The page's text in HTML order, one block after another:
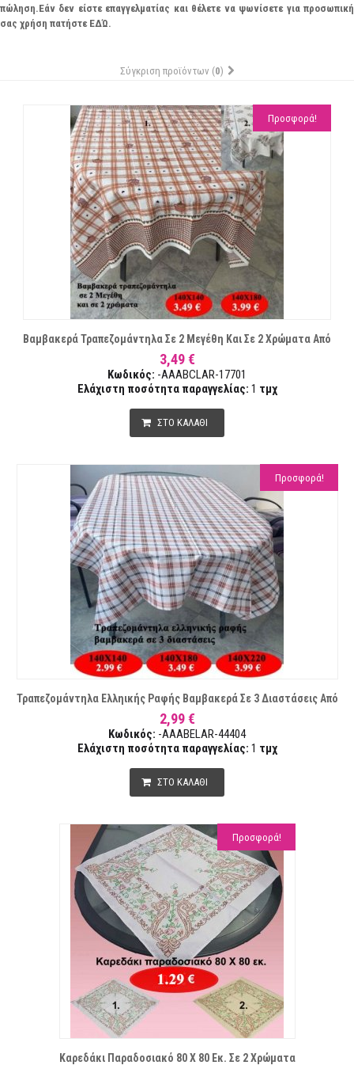
πώληση.Εάν δεν είστε επαγγελματίας και θέλετε να ψωνίσετε για προσωπική
σας χρήση πατήστε ΕΔΏ.
Σύγκριση προϊόντων (0)
Προσφορά!
Βαμβακερά Τραπεζομάντηλα Σε 2 Μεγέθη Και Σε 2 Χρώματα Από
3,49 €
Κωδικός: -AAABCLAR-17701
Ελάχιστη ποσότητα παραγγελίας: 1 τμχ
ΣΤΟ ΚΑΛΑΘΙ
Προσφορά!
Τραπεζομάντηλα Ελληικής Ραφής Βαμβακερά Σε 3 Διαστάσεις Από
2,99 €
Κωδικός: -AAABELAR-44404
Ελάχιστη ποσότητα παραγγελίας: 1 τμχ
ΣΤΟ ΚΑΛΑΘΙ
Προσφορά!
Καρεδάκι Παραδοσιακό 80 Χ 80 Εκ. Σε 2 Χρώματα